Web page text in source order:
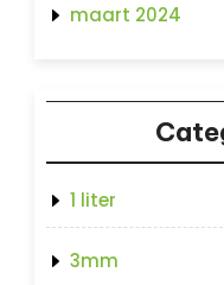
maart 2024
1 liter
3mm